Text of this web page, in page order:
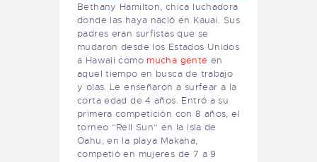
Bethany Hamilton, chica luchadora
donde las haya nació en Kauai. Sus
padres eran surfistas que se
mudaron desde los Estados Unidos
a Hawaii como mucha gente en
aquel tiempo en busca de trabajo
y olas. Le enseñaron a surfear a la
corta edad de 4 años. Entró a su
primera competición con 8 años, el
torneo “Rell Sun” en la isla de
Oahu, en la playa Makaha,
competió en mujeres de 7 a 9